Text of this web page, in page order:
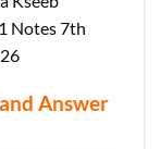
Notes 7th
Answer